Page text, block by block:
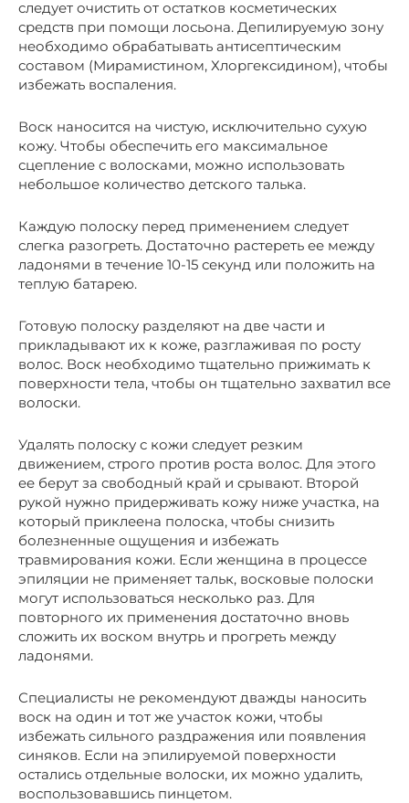
следует очистить от остатков косметических
средств при помощи лосьона. Депилируемую зону
необходимо обрабатывать антисептическим
составом (Мирамистином, Хлоргексидином), чтобы
избежать воспаления.
Воск наносится на чистую, исключительно сухую
кожу. Чтобы обеспечить его максимальное
сцепление с волосками, можно использовать
небольшое количество детского талька.
Каждую полоску перед применением следует
слегка разогреть. Достаточно растереть ее между
ладонями в течение 10-15 секунд или положить на
теплую батарею.
Готовую полоску разделяют на две части и
прикладывают их к коже, разглаживая по росту
волос. Воск необходимо тщательно прижимать к
поверхности тела, чтобы он тщательно захватил все
волоски.
Удалять полоску с кожи следует резким
движением, строго против роста волос. Для этого
ее берут за свободный край и срывают. Второй
рукой нужно придерживать кожу ниже участка, на
который приклеена полоска, чтобы снизить
болезненные ощущения и избежать
травмирования кожи. Если женщина в процессе
эпиляции не применяет тальк, восковые полоски
могут использоваться несколько раз. Для
повторного их применения достаточно вновь
сложить их воском внутрь и прогреть между
ладонями.
Специалисты не рекомендуют дважды наносить
воск на один и тот же участок кожи, чтобы
избежать сильного раздражения или появления
синяков. Если на эпилируемой поверхности
остались отдельные волоски, их можно удалить,
воспользовавшись пинцетом.